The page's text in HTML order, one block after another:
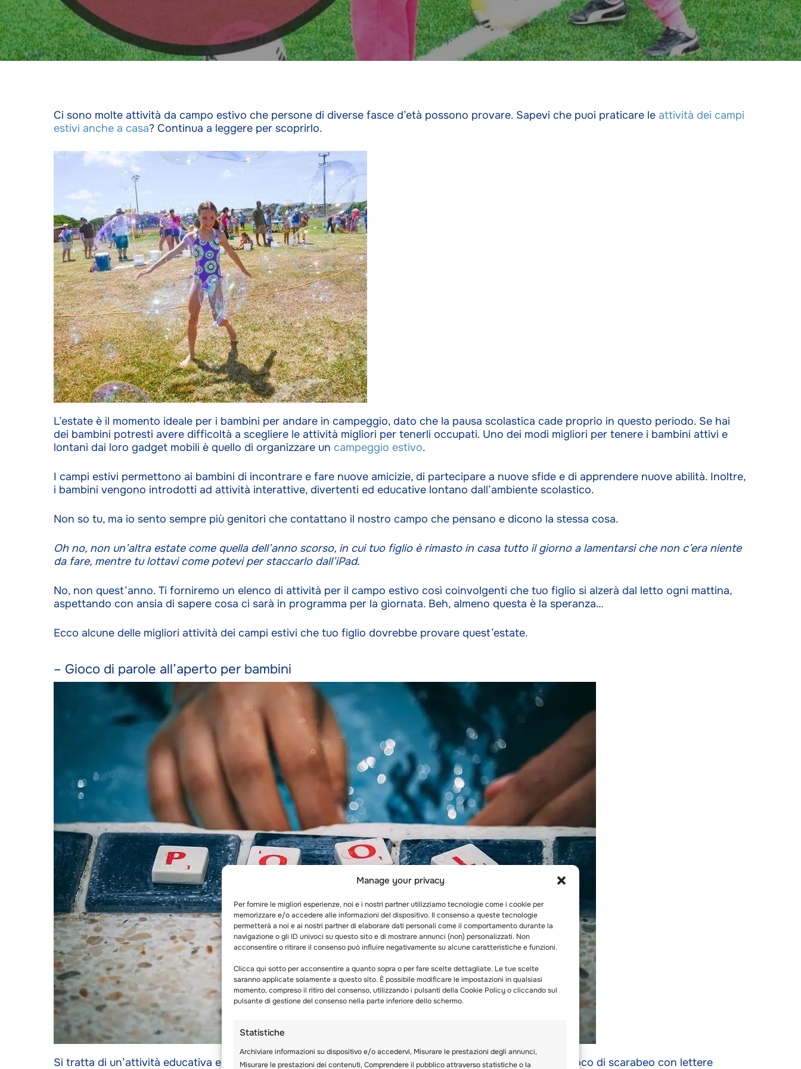
Manage your privacy
Per fornire le migliori esperienze, noi e i nostri partner utilizziamo tecnologie come i cookie per
memorizzare e/o accedere alle informazioni del dispositivo. Il consenso a queste tecnologie
permetterà a noi e ai nostri partner di elaborare dati personali come il comportamento durante la
navigazione o gli ID univoci su questo sito e di mostrare annunci (non) personalizzati. Non
acconsentire o ritirare il consenso può influire negativamente su alcune caratteristiche e funzioni.
Clicca qui sotto per acconsentire a quanto sopra o per fare scelte dettagliate. Le tue scelte
saranno applicate solamente a questo sito. È possibile modificare le impostazioni in qualsiasi
momento, compreso il ritiro del consenso, utilizzando i pulsanti della Cookie Policy o cliccando sul
pulsante di gestione del consenso nella parte inferiore dello schermo.
Statistiche
Archiviare informazioni su dispositivo e/o accedervi, Misurare le prestazioni degli annunci,
Misurare le prestazioni dei contenuti, Comprendere il pubblico attraverso statistiche o la
Ci sono molte attività da campo estivo che persone di diverse fasce d’età possono provare. Sapevi che puoi praticare le attività dei campi
estivi anche a casa? Continua a leggere per scoprirlo.
L’estate è il momento ideale per i bambini per andare in campeggio, dato che la pausa scolastica cade proprio in questo periodo. Se hai
dei bambini potresti avere difficoltà a scegliere le attività migliori per tenerli occupati. Uno dei modi migliori per tenere i bambini attivi e
lontani dai loro gadget mobili è quello di organizzare un campeggio estivo.
I campi estivi permettono ai bambini di incontrare e fare nuove amicizie, di partecipare a nuove sfide e di apprendere nuove abilità. Inoltre,
i bambini vengono introdotti ad attività interattive, divertenti ed educative lontano dall’ambiente scolastico.
Non so tu, ma io sento sempre più genitori che contattano il nostro campo che pensano e dicono la stessa cosa.
Oh no, non un’altra estate come quella dell’anno scorso, in cui tuo figlio è rimasto in casa tutto il giorno a lamentarsi che non c’era niente
da fare, mentre tu lottavi come potevi per staccarlo dall’iPad.
No, non quest’anno. Ti forniremo un elenco di attività per il campo estivo così coinvolgenti che tuo figlio si alzerà dal letto ogni mattina,
aspettando con ansia di sapere cosa ci sarà in programma per la giornata. Beh, almeno questa è la speranza…
Ecco alcune delle migliori attività dei campi estivi che tuo figlio dovrebbe provare quest’estate.
– Gioco di parole all’aperto per bambini
Si tratta di un’attività educativa e divertente perfetta per i bambini. Per organizzarla hai bisogno di un gioco di scarabeo con lettere